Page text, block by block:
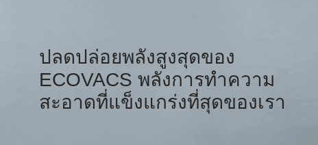
ปลดปล่อยพลังสูงสุดของ
ECOVACS พลังการทำความ
สะอาดที่แข็งแกร่งที่สุดของเรา